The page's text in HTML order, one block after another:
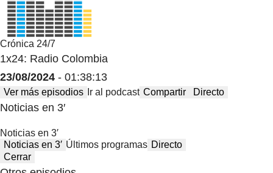
Crónica 24/7
1x24: Radio Colombia
23/08/2024 - 01:38:13
Ver más episodios Ir al podcast Compartir Directo
Noticias en 3′
Noticias en 3′
Noticias en 3′ Últimos programas Directo
Cerrar